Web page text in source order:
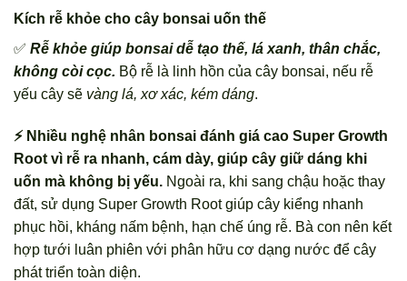
Kích rễ khỏe cho cây bonsai uốn thế
✅ Rễ khỏe giúp bonsai dễ tạo thế, lá xanh, thân chắc,
không còi cọc. Bộ rễ là linh hồn của cây bonsai, nếu rễ
yếu cây sẽ vàng lá, xơ xác, kém dáng.
⚡ Nhiều nghệ nhân bonsai đánh giá cao Super Growth
Root vì rễ ra nhanh, cám dày, giúp cây giữ dáng khi
uốn mà không bị yếu. Ngoài ra, khi sang chậu hoặc thay
đất, sử dụng Super Growth Root giúp cây kiểng nhanh
phục hồi, kháng nấm bệnh, hạn chế úng rễ. Bà con nên kết
hợp tưới luân phiên với phân hữu cơ dạng nước để cây
phát triển toàn diện.